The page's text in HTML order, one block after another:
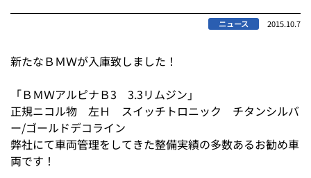
ニュース 2015.10.7
新たなＢＭＷが入庫致しました！
「ＢＭＷアルピナＢ3 3.3リムジン」
正規ニコル物 左Ｈ スイッチトロニック チタンシルバ
ー/ゴールドデコライン
弊社にて車両管理をしてきた整備実績の多数あるお勧め車
両です！